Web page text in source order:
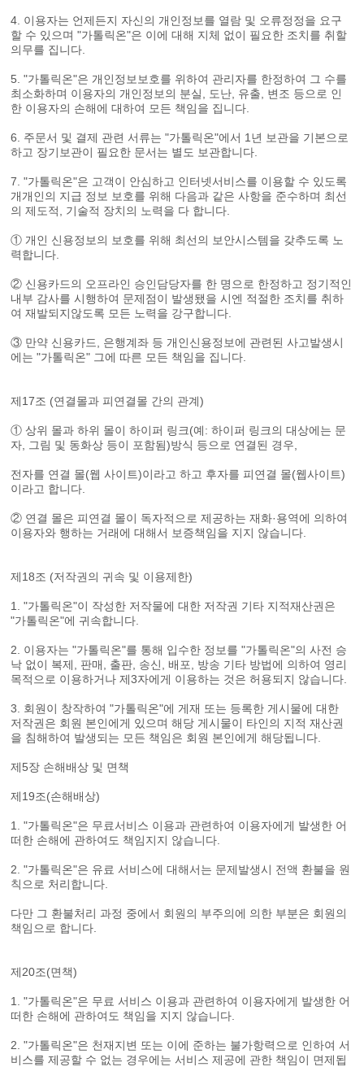
4. 이용자는 언제든지 자신의 개인정보를 열람 및 오류정정을 요구
할 수 있으며 "가톨릭온"은 이에 대해 지체 없이 필요한 조치를 취할
의무를 집니다.
5. "가톨릭온"은 개인정보보호를 위하여 관리자를 한정하여 그 수를
최소화하며 이용자의 개인정보의 분실, 도난, 유출, 변조 등으로 인
한 이용자의 손해에 대하여 모든 책임을 집니다.
6. 주문서 및 결제 관련 서류는 "가톨릭온"에서 1년 보관을 기본으로
하고 장기보관이 필요한 문서는 별도 보관합니다.
7. "가톨릭온"은 고객이 안심하고 인터넷서비스를 이용할 수 있도록
개개인의 지급 정보 보호를 위해 다음과 같은 사항을 준수하며 최선
의 제도적, 기술적 장치의 노력을 다 합니다.
① 개인 신용정보의 보호를 위해 최선의 보안시스템을 갖추도록 노
력합니다.
② 신용카드의 오프라인 승인담당자를 한 명으로 한정하고 정기적인
내부 감사를 시행하여 문제점이 발생됐을 시엔 적절한 조치를 취하
여 재발되지않도록 모든 노력을 강구합니다.
③ 만약 신용카드, 은행계좌 등 개인신용정보에 관련된 사고발생시
에는 "가톨릭온" 그에 따른 모든 책임을 집니다.
제17조 (연결몰과 피연결몰 간의 관계)
① 상위 몰과 하위 몰이 하이퍼 링크(예: 하이퍼 링크의 대상에는 문
자, 그림 및 동화상 등이 포함됨)방식 등으로 연결된 경우,
전자를 연결 몰(웹 사이트)이라고 하고 후자를 피연결 몰(웹사이트)
이라고 합니다.
② 연결 몰은 피연결 몰이 독자적으로 제공하는 재화·용역에 의하여
이용자와 행하는 거래에 대해서 보증책임을 지지 않습니다.
제18조 (저작권의 귀속 및 이용제한)
1. "가톨릭온"이 작성한 저작물에 대한 저작권 기타 지적재산권은
"가톨릭온"에 귀속합니다.
2. 이용자는 "가톨릭온"를 통해 입수한 정보를 "가톨릭온"의 사전 승
낙 없이 복제, 판매, 출판, 송신, 배포, 방송 기타 방법에 의하여 영리
목적으로 이용하거나 제3자에게 이용하는 것은 허용되지 않습니다.
3. 회원이 창작하여 "가톨릭온"에 게재 또는 등록한 게시물에 대한
저작권은 회원 본인에게 있으며 해당 게시물이 타인의 지적 재산권
을 침해하여 발생되는 모든 책임은 회원 본인에게 해당됩니다.
제5장 손해배상 및 면책
제19조(손해배상)
1. "가톨릭온"은 무료서비스 이용과 관련하여 이용자에게 발생한 어
떠한 손해에 관하여도 책임지지 않습니다.
2. "가톨릭온"은 유료 서비스에 대해서는 문제발생시 전액 환불을 원
칙으로 처리합니다.
다만 그 환불처리 과정 중에서 회원의 부주의에 의한 부분은 회원의
책임으로 합니다.
제20조(면책)
1. "가톨릭온"은 무료 서비스 이용과 관련하여 이용자에게 발생한 어
떠한 손해에 관하여도 책임을 지지 않습니다.
2. "가톨릭온"은 천재지변 또는 이에 준하는 불가항력으로 인하여 서
비스를 제공할 수 없는 경우에는 서비스 제공에 관한 책임이 면제됩